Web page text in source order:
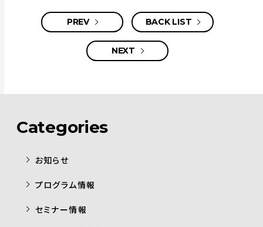
PREV BACK LIST
NEXT
Categories
お知らせ
プログラム情報
セミナー情報